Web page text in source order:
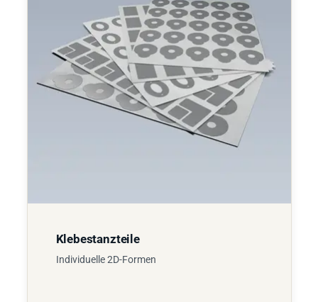
Klebestanzteile
Individuelle 2D-Formen